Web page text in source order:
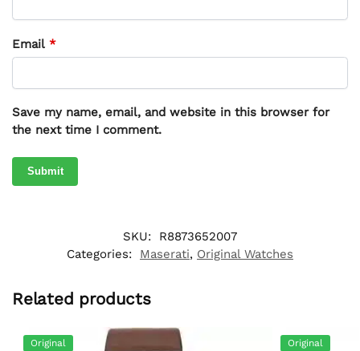
Email *
Save my name, email, and website in this browser for
the next time I comment.
SKU:
R8873652007
Categories:
Maserati, Original Watches
Related products
Original Original